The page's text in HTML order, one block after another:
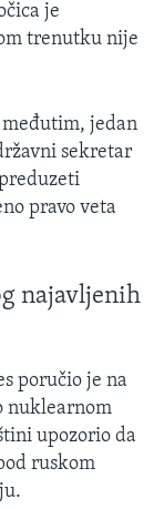
je
trenutku nije
jedan
sekretar
pravo veta
najavljenih
poručio je na
nuklearnom
upozorio da
ruskom